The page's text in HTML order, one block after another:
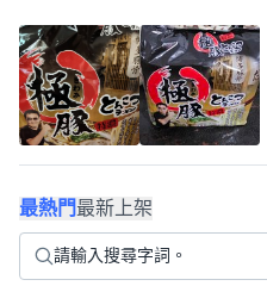
最熱門最新上架